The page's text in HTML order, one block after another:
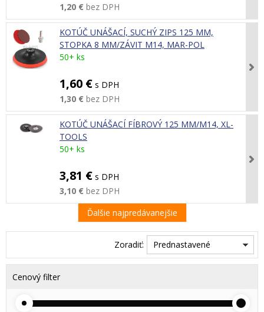
1,20 € bez DPH
KOTÚČ UNÁŠACÍ, SUCHÝ ZIPS 125 MM,
STOPKA 8 MM/ZÁVIT M14, MAR-POL
50+ ks
1,60 € s DPH
1,30 € bez DPH
KOTÚČ UNÁŠACÍ FÍBROVÝ 125 MM/M14, XL-
TOOLS
50+ ks
3,81 € s DPH
3,10 € bez DPH
Ďalšie najpredávanejšie
Zoradiť: Prednastavené
Cenový filter